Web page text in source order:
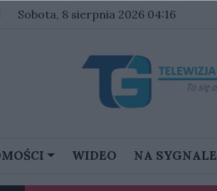
sobota, 8 sierpnia 2026 04:16
WIDEO NA SYGNALE